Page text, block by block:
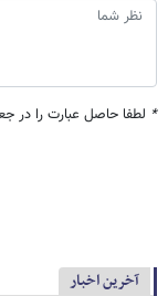
* لطفا حاصل عبارت را در
آخرین اخبار